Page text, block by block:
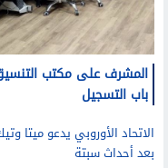
المشرف على مكتب
باب التسجيل